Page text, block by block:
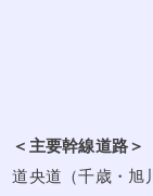
＜主要幹線道路＞
道央道（千歳・旭